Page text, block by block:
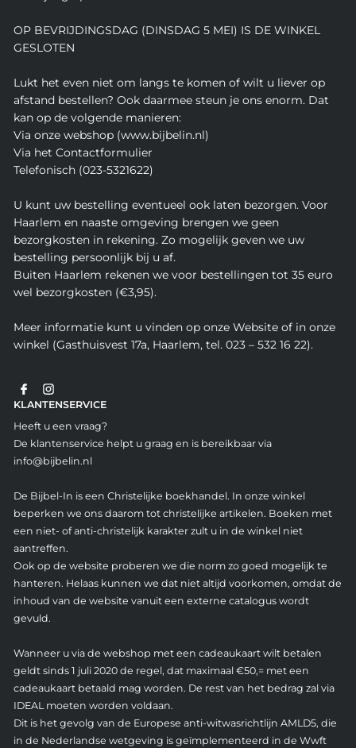
OP BEVRIJDINGSDAG (DINSDAG 5 MEI) IS DE WINKEL
GESLOTEN
Lukt het even niet om langs te komen of wilt u liever op
afstand bestellen? Ook daarmee steun je ons enorm. Dat
kan op de volgende manieren:
Via onze webshop (www.bijbelin.nl)
Via het Contactformulier
Telefonisch (023-5321622)
U kunt uw bestelling eventueel ook laten bezorgen. Voor
Haarlem en naaste omgeving brengen we geen
bezorgkosten in rekening. Zo mogelijk geven we uw
bestelling persoonlijk bij u af.
Buiten Haarlem rekenen we voor bestellingen tot 35 euro
wel bezorgkosten (€3,95).
Meer informatie kunt u vinden op onze Website of in onze
winkel (Gasthuisvest 17a, Haarlem, tel. 023 – 532 16 22).
KLANTENSERVICE
Heeft u een vraag?
De klantenservice helpt u graag en is bereikbaar via
info@bijbelin.nl
De Bijbel-In is een Christelijke boekhandel. In onze winkel
beperken we ons daarom tot christelijke artikelen. Boeken met
een niet- of anti-christelijk karakter zult u in de winkel niet
aantreffen.
Ook op de website proberen we die norm zo goed mogelijk te
hanteren. Helaas kunnen we dat niet altijd voorkomen, omdat de
inhoud van de website vanuit een externe catalogus wordt
gevuld.
Wanneer u via de webshop met een cadeaukaart wilt betalen
geldt sinds 1 juli 2020 de regel, dat maximaal €50,= met een
cadeaukaart betaald mag worden. De rest van het bedrag zal via
IDEAL moeten worden voldaan.
Dit is het gevolg van de Europese anti-witwasrichtlijn AMLD5, die
in de Nederlandse wetgeving is geïmplementeerd in de Wwft